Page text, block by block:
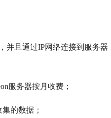
并且通过IP网络连接到服务
服务器按月收费；
的数据；